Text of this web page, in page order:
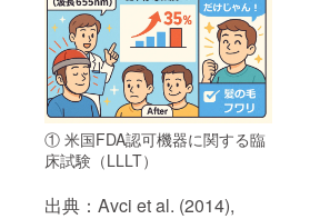
① 米国FDA認可機器に関する臨
床試験（LLLT）
出典：Avci et al. (2014),